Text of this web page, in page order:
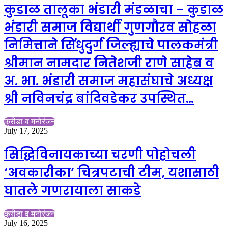
कुडाळ तालूका भंडारी मंडळाचा – कुडाळ
भंडारी समाज विद्यार्थी गुणगौरव सोहळा
निमित्ताने सिंधुदुर्ग जिल्ह्याचे पालकमंत्री
श्रीमान नामदार नितेशजी राणे साहेब व
अ. भा. भंडारी समाज महासंघाचे अध्यक्ष
श्री नविनचंद्र बांदिवडेकर उपस्थित…
क्रीडा व मनोरंजन
July 17, 2025
सिद्धिविनायकाच्या चरणी पोहोचली
‘अवकारीका’ चित्रपटाची टीम, यशासाठी
घातले गणरायाला साकडे
क्रीडा व मनोरंजन
July 16, 2025